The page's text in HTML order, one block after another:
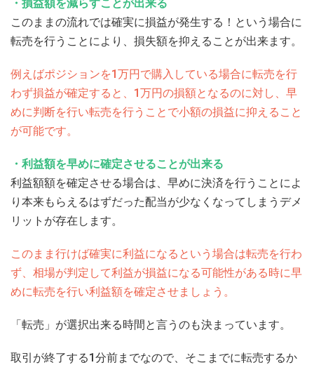
・損益額を減らすことが出来る
このままの流れでは確実に損益が発生する！という場合に
転売を行うことにより、損失額を抑えることが出来ます。
例えばポジションを1万円で購入している場合に転売を行
わず損益が確定すると、1万円の損額となるのに対し、早
めに判断を行い転売を行うことで小額の損益に抑えること
が可能です。
・利益額を早めに確定させることが出来る
利益額額を確定させる場合は、早めに決済を行うことによ
り本来もらえるはずだった配当が少なくなってしまうデメ
リットが存在します。
このまま行けば確実に利益になるという場合は転売を行わ
ず、相場が判定して利益が損益になる可能性がある時に早
めに転売を行い利益額を確定させましょう。
「転売」が選択出来る時間と言うのも決まっています。
取引が終了する1分前までなので、そこまでに転売するか